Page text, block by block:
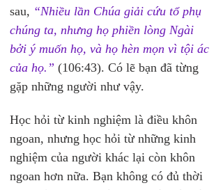
sau, “Nhiều lần Chúa giải cứu tổ phụ
chúng ta, nhưng họ phiền lòng Ngài
bởi ý muốn họ, và họ hèn mọn vì tội ác
của họ.” (106:43). Có lẽ bạn đã từng
gặp những người như vậy.
Học hỏi từ kinh nghiệm là điều khôn
ngoan, nhưng học hỏi từ những kinh
nghiệm của người khác lại còn khôn
ngoan hơn nữa. Bạn không có đủ thời